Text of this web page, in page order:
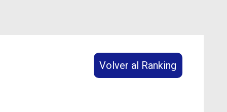
Volver al Ranking